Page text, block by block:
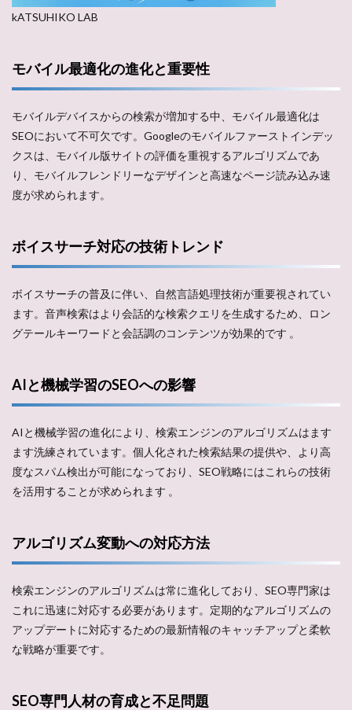
kATSUHIKO LAB
モバイル最適化の進化と重要性
モバイルデバイスからの検索が増加する中、モバイル最適化は
SEOにおいて不可欠です。Googleのモバイルファーストインデッ
クスは、モバイル版サイトの評価を重視するアルゴリズムであ
り、モバイルフレンドリーなデザインと高速なページ読み込み速
度が求められます​​。
ボイスサーチ対応の技術トレンド
ボイスサーチの普及に伴い、自然言語処理技術が重要視されてい
ます。音声検索はより会話的な検索クエリを生成するため、ロン
グテールキーワードと会話調のコンテンツが効果的です​ ​。
AIと機械学習のSEOへの影響
AIと機械学習の進化により、検索エンジンのアルゴリズムはます
ます洗練されています。個人化された検索結果の提供や、より高
度なスパム検出が可能になっており、SEO戦略にはこれらの技術
を活用することが求められます​ ​。
アルゴリズム変動への対応方法
検索エンジンのアルゴリズムは常に進化しており、SEO専門家は
これに迅速に対応する必要があります。定期的なアルゴリズムの
アップデートに対応するための最新情報のキャッチアップと柔軟
な戦略が重要です​​。
SEO専門人材の育成と不足問題